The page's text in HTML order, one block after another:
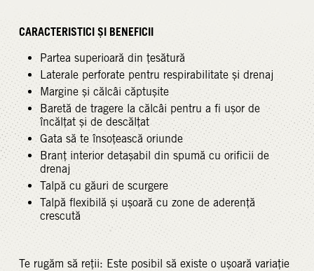
CARACTERISTICI ȘI BENEFICII
Partea superioară din țesătură
Laterale perforate pentru respirabilitate și drenaj
Margine și călcâi căptușite
Baretă de tragere la călcâi pentru a fi ușor de
încălțat și de descălțat
Gata să te însoțească oriunde
Branț interior detașabil din spumă cu orificii de
drenaj
Talpă cu găuri de scurgere
Talpă flexibilă și ușoară cu zone de aderență
crescută
Te rugăm să reții: Este posibil să existe o ușoară variație